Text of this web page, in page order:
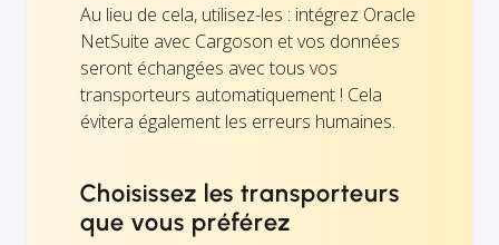
Au lieu de cela, utilisez-les : intégrez Oracle
NetSuite avec Cargoson et vos données
seront échangées avec tous vos
transporteurs automatiquement ! Cela
évitera également les erreurs humaines.
Choisissez les transporteurs
que vous préférez